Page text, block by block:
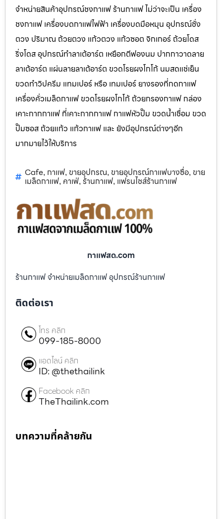
จำหน่ายสินค้าอุปกรณ์ชงกาแฟ ร้านกาแฟ ไม่ว่าจะเป็น เครื่อง
ชงกาแฟ เครื่องบดกาแฟไฟฟ้า เครื่องบดมือหมุน อุปกรณ์ชั่ง
ตวง ปริมาณ ถ้วยตวง แก้วตวง แก้วซอต จิกเกอร์ ถ้วยโดส
ริ่งโดส อุปกรณ์ทำลาเต้อาร์ต เหยือกตีฟองนม ปากกาวาดลาย
ลาเต้อาร์ต แผ่นลายลาเต้อาร์ต ขวดโรยผงโกโก้ นมสดแช่เย็น
ขวดทำวิปครีม แทมเปอร์ หรือ เทมเปอร์ ยางรองที่กดกาแฟ
เครื่องคั่วเมล็ดกาแฟ ขวดโรยผงโกโก้ ถ้วยกรองกาแฟ กล่อง
เคาะกากกาแฟ ที่เคาะกากกาแฟ กาแฟหัวปั๊ม ขวดน้ำเชื่อม ขวด
ปั๊มซอส ถ้วยแก้ว แก้วกาแฟ และ ยังมีอุปกรณ์ต่างๆอีก
มากมายไว้ให้บริการ
Cafe, กาแฟ, ขายอุปกรณ, ขายอุปกรณ์กาแฟบางซื่อ, ขาย
เมล็ดกาแฟ, คาเฟ่, ร้านกาแฟ, แฟรนไชส์ร้านกาแฟ
กาแฟสด.com
ร้านกาแฟ จำหน่ายเมล็ดกาแฟ อุปกรณ์ร้านกาแฟ
ติดต่อเรา
โทร คลิก
099-185-8000
แอดไลน์ คลิก
ID: @thethailink
Facebook คลิก
TheThailink.com
บทความที่คล้ายกัน